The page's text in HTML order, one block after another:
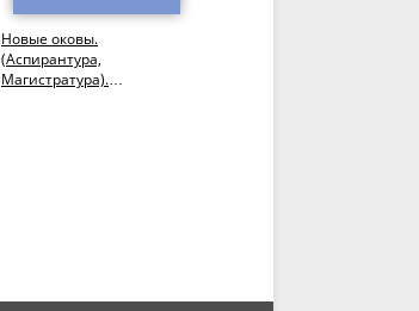
Новые оковы.
(Аспирантура,
Магистратура).